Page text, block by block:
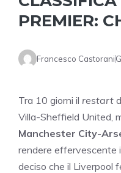
PREMIER:
Francesco Castorani
Tra 10 giorni il restart
Villa-Sheffield United,
Manchester City-
rendere effervescente
deciso che il Liverpool